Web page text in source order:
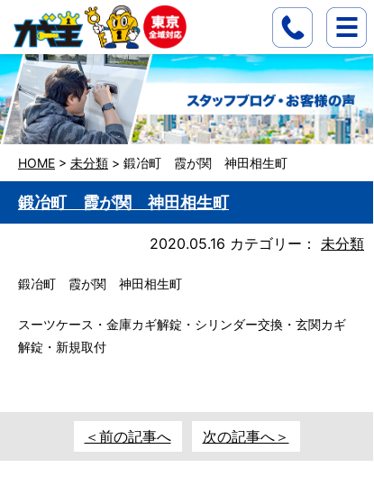
HOME > 未分類 > 鍛冶町 霞が関 神田相生町
鍛冶町 霞が関 神田相生町
2020.05.16 カテゴリー： 未分類
鍛冶町 霞が関 神田相生町
スーツケース・金庫カギ解錠・シリンダー交換・玄関カギ
解錠・新規取付
＜前の記事へ 次の記事へ＞